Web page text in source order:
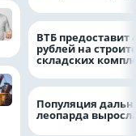
ВТБ предоставит
рублей на
складских
Популяция
леопарда